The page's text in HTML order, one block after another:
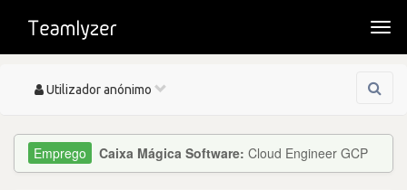
Toggle
Utilizador anónimo
Caixa Mágica Software: Cloud Engineer GCP